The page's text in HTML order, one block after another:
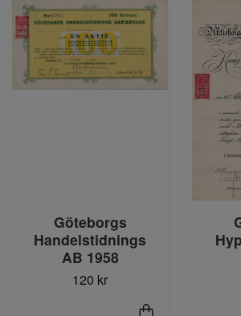
Göteborgs
Handelstidnings
AB 1958
120 kr